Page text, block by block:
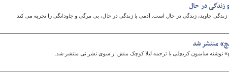
زندگی در حال
زندگی جاوید، زندگی در حال است. آدمی با زندگی در حال، بی مرگی و جاودانگی را تجربه می کند.
منتشر شد
نوشته سایمون کریچلی با ترجمه لیلا کوچک منش از سوی نشر نی منتشر شد.